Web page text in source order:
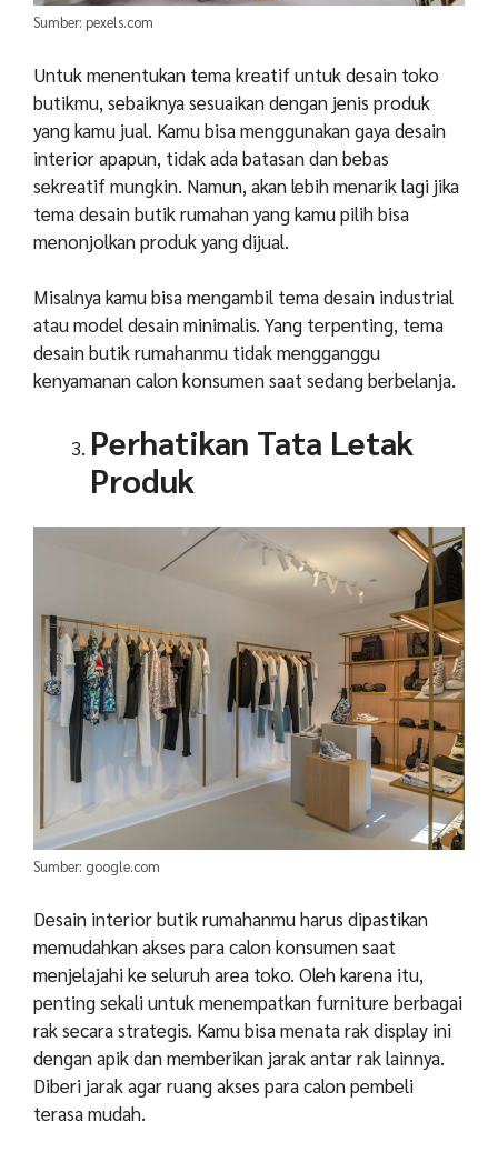
Sumber: pexels.com
Untuk menentukan tema kreatif untuk desain toko
butikmu, sebaiknya sesuaikan dengan jenis produk
yang kamu jual. Kamu bisa menggunakan gaya desain
interior apapun, tidak ada batasan dan bebas
sekreatif mungkin. Namun, akan lebih menarik lagi jika
tema desain butik rumahan yang kamu pilih bisa
menonjolkan produk yang dijual.
Misalnya kamu bisa mengambil tema desain industrial
atau model desain minimalis. Yang terpenting, tema
desain butik rumahanmu tidak mengganggu
kenyamanan calon konsumen saat sedang berbelanja.
Perhatikan Tata Letak
Produk
Sumber: google.com
Desain interior butik rumahanmu harus dipastikan
memudahkan akses para calon konsumen saat
menjelajahi ke seluruh area toko. Oleh karena itu,
penting sekali untuk menempatkan furniture berbagai
rak secara strategis. Kamu bisa menata rak display ini
dengan apik dan memberikan jarak antar rak lainnya.
Diberi jarak agar ruang akses para calon pembeli
terasa mudah.